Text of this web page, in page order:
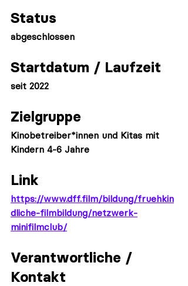
Status
abgeschlossen
Startdatum / Laufzeit
seit 2022
Zielgruppe
Kinobetreiber*innen und Kitas mit
Kindern 4-6 Jahre
Link
https://www.dff.film/bildung/fruehkin
dliche-filmbildung/netzwerk-
minifilmclub/
Verantwortliche /
Kontakt